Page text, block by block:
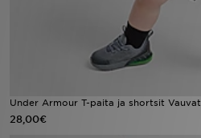
Under Armour T-paita ja shortsit Vauvat
28,00€